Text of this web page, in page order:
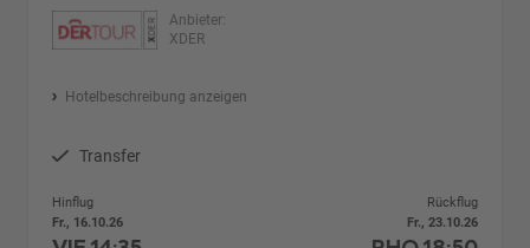
Anbieter:
XDER
Hotelbeschreibung anzeigen
Transfer
Hinflug
Fr., 16.10.26
Rückflug
Fr., 23.10.26